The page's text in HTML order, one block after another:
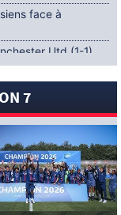
face à
Utd (1-1)
au PSG dans
avec 15 Titis face à
aurait lancé des
7